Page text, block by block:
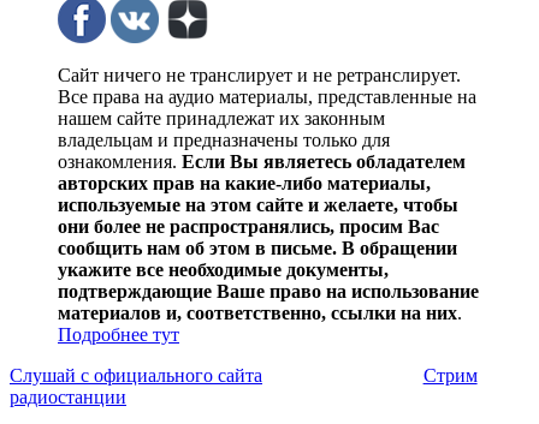
Сайт ничего не транслирует и не ретранслирует.
Все права на аудио материалы, представленные на
нашем сайте принадлежат их законным
владельцам и предназначены только для
ознакомления. Если Вы являетесь обладателем
авторских прав на какие-либо материалы,
используемые на этом сайте и желаете, чтобы
они более не распространялись, просим Вас
сообщить нам об этом в письме. В обращении
укажите все необходимые документы,
подтверждающие Ваше право на использование
материалов и, соответственно, ссылки на них.
Подробнее тут
Слушай с официального сайта
Стрим
радиостанции